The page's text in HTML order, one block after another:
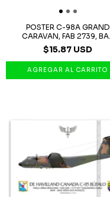
POSTER C-98A GRAND
CARAVAN, FAB 2739, BA...
$15.87 USD